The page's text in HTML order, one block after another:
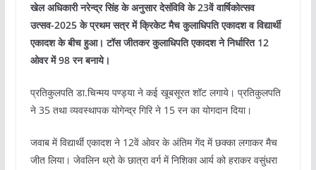
खेल अधिकारी नरेन्द्र सिंह के अनुसार देसंविवि के 23वें वार्षिकोत्सव
उत्सव-2025 के प्रथम सत्र में क्रिकेट मैच कुलाधिपति एकादश व विद्यार्थी
एकादश के बीच हुआ। टॉस जीतकर कुलाधिपति एकादश ने निर्धारित 12
ओवर में 98 रन बनाये।
प्रतिकुलपति डा.चिन्मय पण्ड्या ने कई खूबसूरत शॉट लगाये। प्रतिकुलपति
ने 35 तथा व्यवस्थापक योगेन्द्र गिरि ने 15 रन का योगदान दिया।
जवाब में विद्यार्थी एकादश ने 12वें ओवर के अंतिम गेंद में छक्का लगाकर मैच
जीत लिया। जेवलिन थ्रो के छात्रा वर्ग में निशिका आर्य को हराकर वसुंधरा